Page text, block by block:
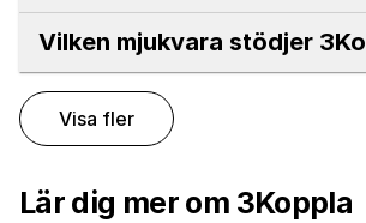
Vilken mjukvara stödjer
Visa fler
Lär dig mer om 3Koppla